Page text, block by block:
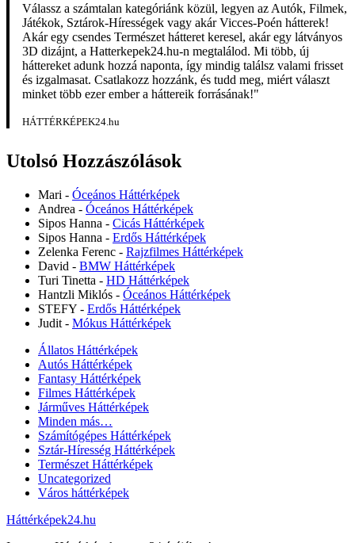
Válassz a számtalan kategóriánk közül, legyen az Autók, Filmek,
Játékok, Sztárok-Hírességek vagy akár Vicces-Poén hátterek!
Akár egy csendes Természet hátteret keresel, akár egy látványos
3D dizájnt, a Hatterkepek24.hu-n megtalálod. Mi több, új
háttereket adunk hozzá naponta, így mindig találsz valami frisset
és izgalmasat. Csatlakozz hozzánk, és tudd meg, miért választ
minket több ezer ember a háttereik forrásának!"
HÁTTÉRKÉPEK24.hu
Utolsó Hozzászólások
Mari - Óceános Háttérképek
Andrea - Óceános Háttérképek
Sipos Hanna - Cicás Háttérképek
Sipos Hanna - Erdős Háttérképek
Zelenka Ferenc - Rajzfilmes Háttérképek
David - BMW Háttérképek
Turi Tinetta - HD Háttérképek
Hantzli Miklós - Óceános Háttérképek
STEFY - Erdős Háttérképek
Judit - Mókus Háttérképek
Állatos Háttérképek
Autós Háttérképek
Fantasy Háttérképek
Filmes Háttérképek
Járműves Háttérképek
Minden más…
Számítógépes Háttérképek
Sztár-Híresség Háttérképek
Természet Háttérképek
Uncategorized
Város háttérképek
Háttérképek24.hu